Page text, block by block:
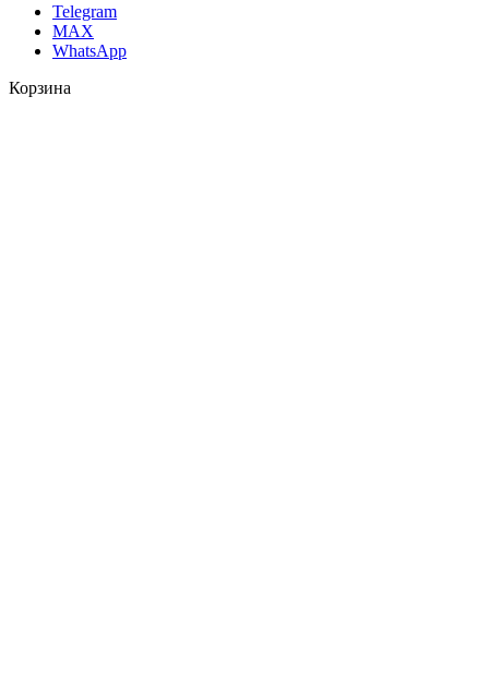
Telegram
MAX
WhatsApp
Корзина